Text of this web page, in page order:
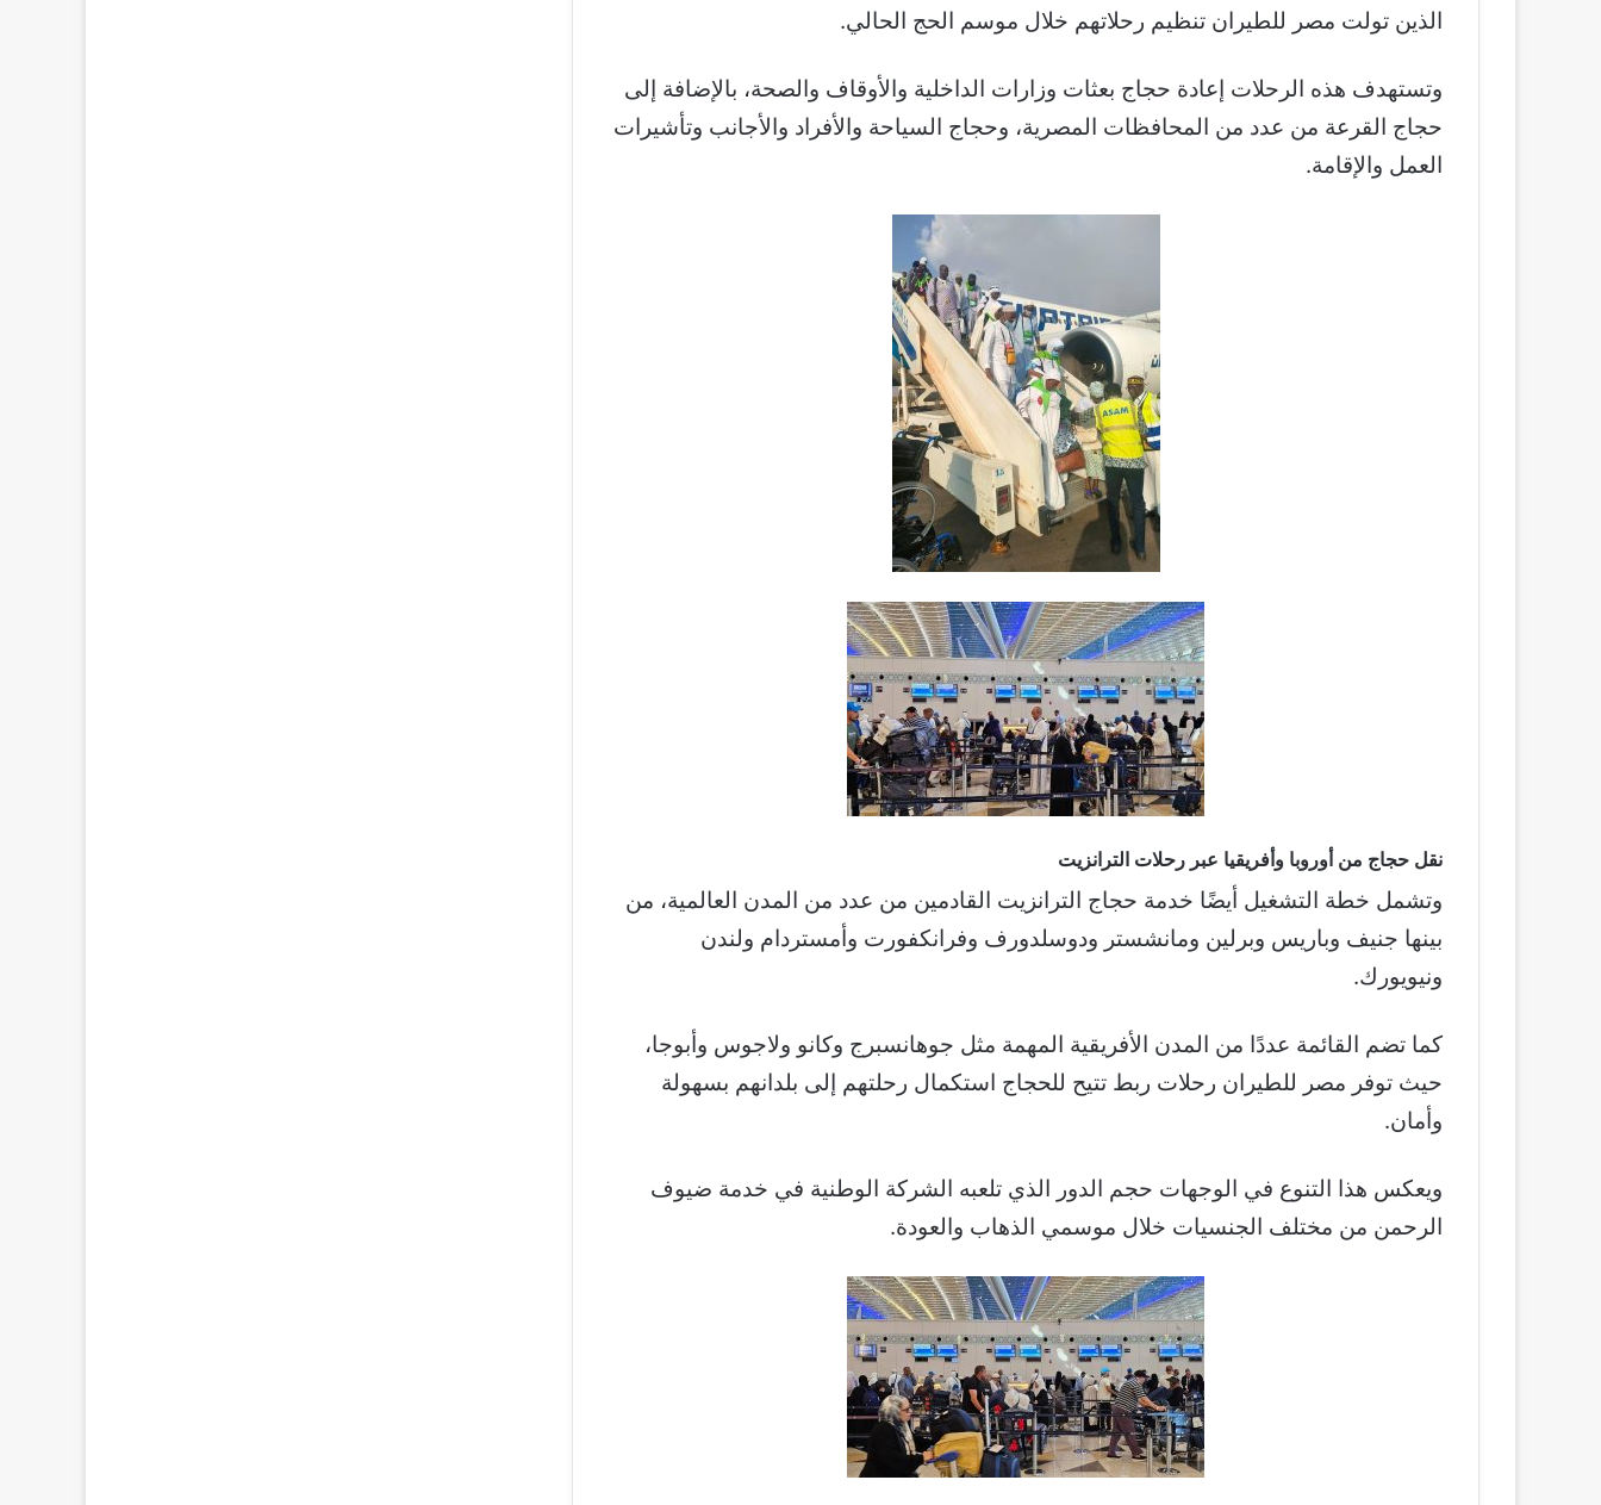
الذين تولت مصر للطيران تنظيم رحلاتهم خلال موسم الحج الحالي.
وتستهدف هذه الرحلات إعادة حجاج بعثات وزارات الداخلية والأوقاف والصحة، بالإضافة إلى
حجاج القرعة من عدد من المحافظات المصرية، وحجاج السياحة والأفراد والأجانب وتأشيرات
العمل والإقامة.
نقل حجاج من أوروبا وأفريقيا عبر رحلات الترانزيت
وتشمل خطة التشغيل أيضًا خدمة حجاج الترانزيت القادمين من عدد من المدن العالمية، من
بينها جنيف وباريس وبرلين ومانشستر ودوسلدورف وفرانكفورت وأمستردام ولندن
ونيويورك.
كما تضم القائمة عددًا من المدن الأفريقية المهمة مثل جوهانسبرج وكانو ولاجوس وأبوجا،
حيث توفر مصر للطيران رحلات ربط تتيح للحجاج استكمال رحلتهم إلى بلدانهم بسهولة
وأمان.
ويعكس هذا التنوع في الوجهات حجم الدور الذي تلعبه الشركة الوطنية في خدمة ضيوف
الرحمن من مختلف الجنسيات خلال موسمي الذهاب والعودة.